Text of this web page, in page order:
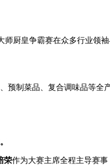
厨皇争霸赛在众多行业领
预制菜品、复合调味品等全
荣作为大赛主席全程主导赛